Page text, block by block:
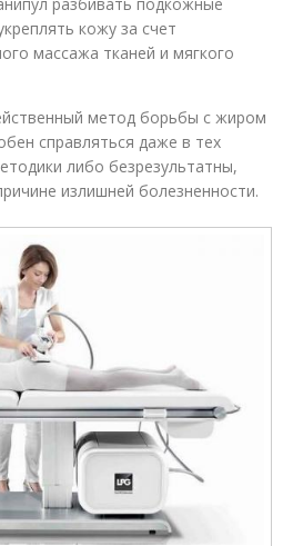
кожу за счет
массажа тканей и мягкого
метод борьбы с жиром
справляться даже в тех
либо безрезультатны,
излишней болезненности.